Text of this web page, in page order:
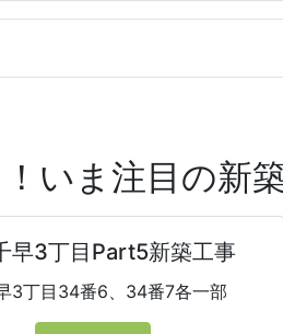
いま注目の新
早3丁目Part5新築工事
3丁目34番6、34番7各一部